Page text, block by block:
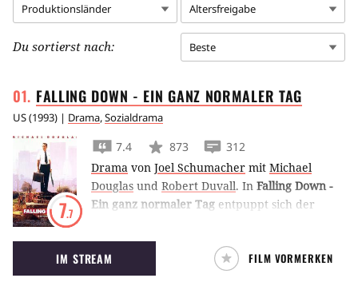
Produktionsländer Altersfreigabe
Du sortierst nach: Beste
FALLING DOWN - EIN GANZ NORMALER TAG
US(1993) | Drama,Sozialdrama
7.7
7.4 873
312
Drama von Joel Schumacher mit Michael
Douglas und Robert Duvall. In Falling Down -
Ein ganz normaler Tag entpuppt sich der
Psychopath.
IM STREAM FILM VORMERKEN